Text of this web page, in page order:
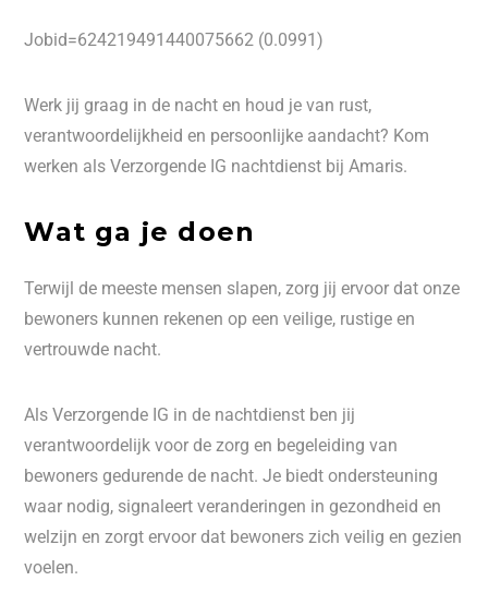
Jobid=624219491440075662 (0.0991)
Werk jij graag in de nacht en houd je van rust,
verantwoordelijkheid en persoonlijke aandacht? Kom
werken als Verzorgende IG nachtdienst bij Amaris.
Wat ga je doen
Terwijl de meeste mensen slapen, zorg jij ervoor dat onze
bewoners kunnen rekenen op een veilige, rustige en
vertrouwde nacht.
Als Verzorgende IG in de nachtdienst ben jij
verantwoordelijk voor de zorg en begeleiding van
bewoners gedurende de nacht. Je biedt ondersteuning
waar nodig, signaleert veranderingen in gezondheid en
welzijn en zorgt ervoor dat bewoners zich veilig en gezien
voelen.